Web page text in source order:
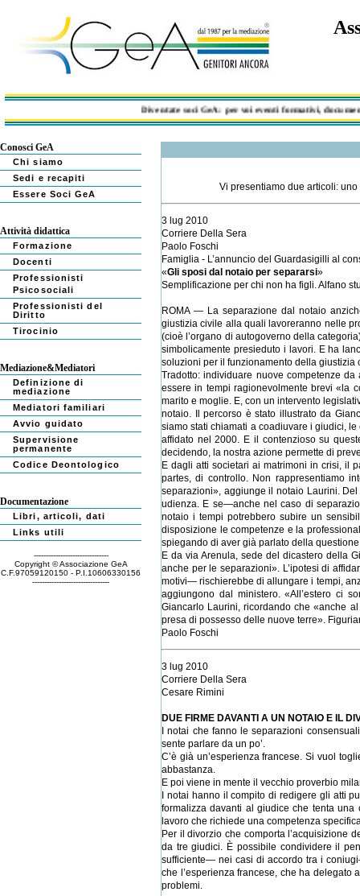
Diventate soci GeA: per voi eventi formativi,
Conosci GeA
Chi siamo
Sedi e recapiti
Essere Soci GeA
Attività didattica
Formazione
Docenti
Professionisti
Psicosociali
Professionisti del
Diritto
Tirocinio
Mediazione&Mediatori
Definizione di
mediazione
Mediatori familiari
Avvio guidato
Supervisione
permanente
Codice Deontologico
Documentazione
Libri, articoli, dati
Links utili
-------------------------------
Copyright © Associazione GeA
C.F.97059120150 - P.I.10606330156
--------------------------------
Vi presentiamo due articoli:
3 lug 2010
Corriere Della Sera
Paolo Foschi
Famiglia - L’annuncio del Guardasigilli al
«Gli sposi dal notaio per separarsi»
Semplificazione per chi non ha figli. Alfano
ROMA — La separazione dal notaio
giustizia civile alla quali lavoreranno nelle
(cioè l’organo di autogoverno della
simbolicamente presieduto i lavori. E ha
soluzioni per il funzionamento della giustizia
Tradotto: individuare nuove competenze
essere in tempi ragionevolmente brevi «la
marito e moglie. E, con un intervento
notaio. Il percorso è stato illustrato da
siamo stati chiamati a coadiuvare i giudici,
affidato nel 2000. E il contenzioso su
decidendo, la nostra azione permette di
E dagli atti societari ai matrimoni in crisi, il
partes, di controllo. Non rappresentiamo
separazioni», aggiunge il notaio Laurini.
udienza. E se—anche nel caso di
notaio i tempi potrebbero subire un
disposizione le competenze e la
spiegando di aver già parlato della
E da via Arenula, sede del dicastero della
anche per le separazioni». L’ipotesi di
motivi— rischierebbe di allungare i tempi,
aggiungono dal ministero. «All’estero ci
Giancarlo Laurini, ricordando che «anche
presa di possesso delle nuove terre».
Paolo Foschi
3 lug 2010
Corriere Della Sera
Cesare Rimini
DUE FIRME DAVANTI A UN NOTAIO E IL
I notai che fanno le separazioni
sente parlare da un po’.
C’è già un’esperienza francese. Si vuol
abbastanza.
E poi viene in mente il vecchio proverbio
I notai hanno il compito di redigere gli atti
formalizza davanti al giudice che tenta
lavoro che richiede una competenza
Per il divorzio che comporta l’acquisizione
da tre giudici. È possibile condividere il
sufficiente— nei casi di accordo tra i
che l’esperienza francese, che ha
problemi.